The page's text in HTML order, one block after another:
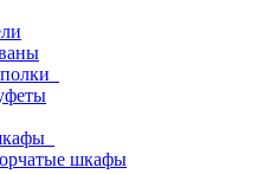
шкафы